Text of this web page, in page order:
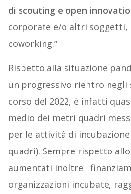
di scouting e open
corporate e/o altri soggetti,
coworking.”
Rispetto alla situazione
un progressivo rientro negli
corso del 2022, è infatti
medio dei metri quadri
per le attività di
quadri). Sempre rispetto
aumentati inoltre i
organizzazioni incubate,